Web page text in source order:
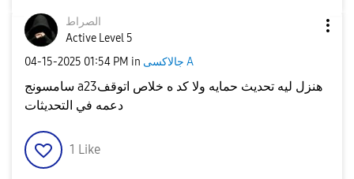
الصراط
Active Level 5
‎04-15-2025 01:54 PM in جالاكسى A
سامسونج a23هنزل ليه تحديث حمايه ولا كد ه خلاص اتوقف
1 Like